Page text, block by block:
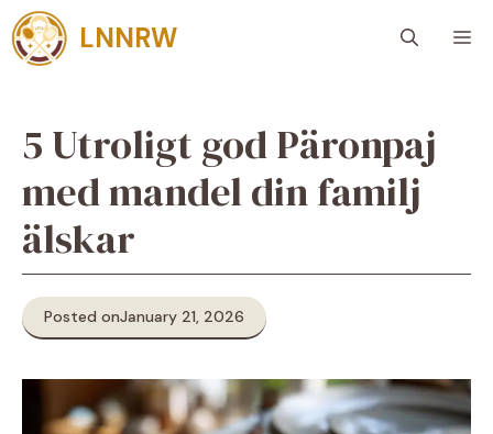
Skip
to
content
LNNRW
5 Utroligt god Päronpaj
med mandel din familj
älskar
Posted onJanuary 21, 2026